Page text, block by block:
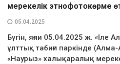
мерекелік этнофотокөрме
05.04.2025
Бүгін, яғни 05.04.2025 ж. «Іле
ұлттық табиғи паркінде
«Наурыз» халықаралық